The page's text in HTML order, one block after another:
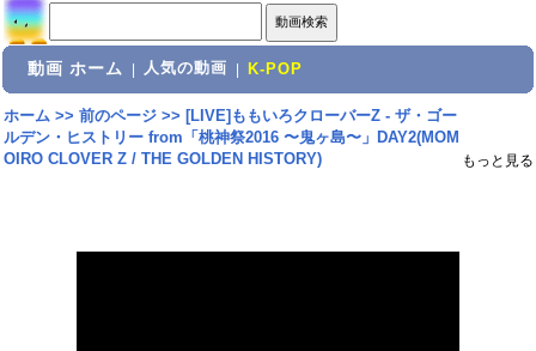
動画 ホーム 人気の動画 K-POP
ホーム>> 前のページ>> [LIVE]ももいろクローバーZ - ザ・ゴー
ルデン・ヒストリー from「桃神祭2016 〜鬼ヶ島〜」DAY2(MOM
OIRO CLOVER Z / THE GOLDEN HISTORY)
もっと見る